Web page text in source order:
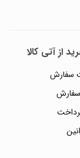
از آتی کالا
سفارش
سفارش